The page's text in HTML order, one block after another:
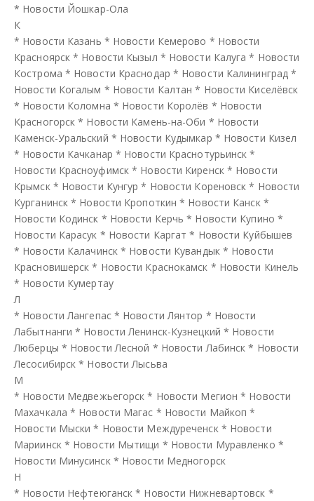
* Новости Йошкар-Ола
К
* Новости Казань * Новости Кемерово * Новости
Красноярск * Новости Кызыл * Новости Калуга * Новости
Кострома * Новости Краснодар * Новости Калининград *
Новости Когалым * Новости Калтан * Новости Киселёвск
* Новости Коломна * Новости Королёв * Новости
Красногорск * Новости Камень-на-Оби * Новости
Каменск-Уральский * Новости Кудымкар * Новости Кизел
* Новости Качканар * Новости Краснотурьинск *
Новости Красноуфимск * Новости Киренск* Новости
Крымск* Новости Кунгур * Новости Кореновск * Новости
Курганинск * Новости Кропоткин * Новости Канск*
Новости Кодинск * Новости Керчь * Новости Купино *
Новости Карасук * Новости Каргат * Новости Куйбышев
* Новости Калачинск* Новости Кувандык* Новости
Красновишерск * Новости Краснокамск * Новости Кинель
* Новости Кумертау
Л
* Новости Лангепас* Новости Лянтор * Новости
Лабытнанги * Новости Ленинск-Кузнецкий * Новости
Люберцы * Новости Лесной * Новости Лабинск * Новости
Лесосибирск * Новости Лысьва
М
* Новости Медвежьегорск * Новости Мегион * Новости
Махачкала * Новости Магас * Новости Майкоп *
Новости Мыски * Новости Междуреченск* Новости
Мариинск* Новости Мытищи * Новости Муравленко *
Новости Минусинск* Новости Медногорск
Н
* Новости Нефтеюганск * Новости Нижневартовск *